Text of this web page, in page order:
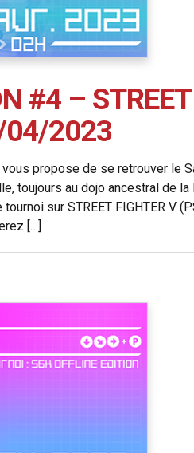
#4 –
04/2023
vous propose de se retrouver le
toujours au dojo ancestral de
sur STREET FIGHTER V
[…]